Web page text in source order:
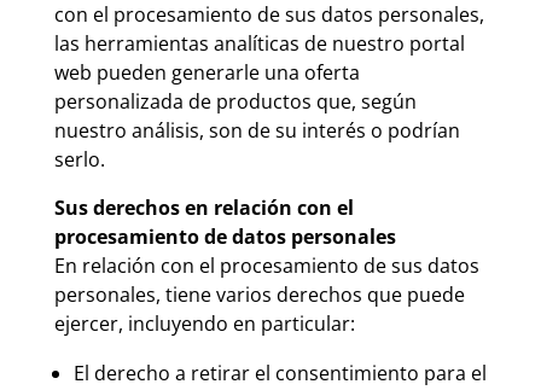
con el procesamiento de sus datos personales,
las herramientas analíticas de nuestro portal
web pueden generarle una oferta
personalizada de productos que, según
nuestro análisis, son de su interés o podrían
serlo.
Sus derechos en relación con el
procesamiento de datos personales
En relación con el procesamiento de sus datos
personales, tiene varios derechos que puede
ejercer, incluyendo en particular:
El derecho a retirar el consentimiento para el